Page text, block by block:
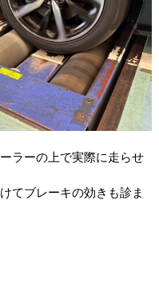
ラーの上で実際に走らせ
てブレーキの効きも診ま